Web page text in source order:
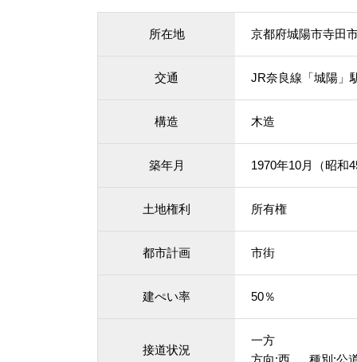
所在地 京都府城陽市寺田
交通 JR奈良線「城陽」
構造 木造
築年月 1970年10月（昭和
土地権利 所有権
都市計画 市街
建ぺい率 50％
接道状況
一方
方向:西 種別: